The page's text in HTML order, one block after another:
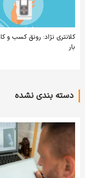
کلانتری نژاد: رونق کسب
بار
دسته بندی نشده